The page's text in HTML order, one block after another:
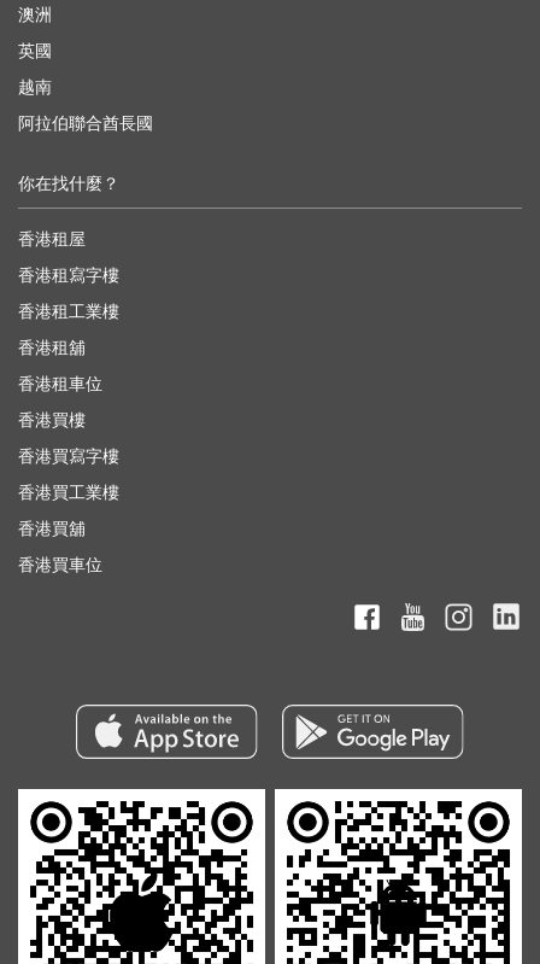
澳洲
英國
越南
阿拉伯聯合酋長國
你在找什麼？
香港租屋
香港租寫字樓
香港租工業樓
香港租舖
香港租車位
香港買樓
香港買寫字樓
香港買工業樓
香港買舖
香港買車位